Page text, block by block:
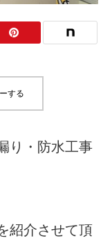
する
り・防水工事
紹介させて頂